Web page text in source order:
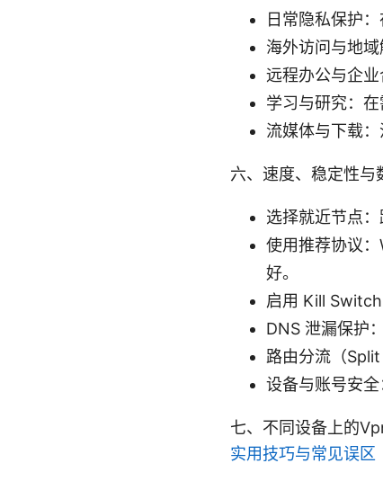
日常隐私保护
海外访问与地
远程办公与企
学习与研究：
流媒体与下载
六、速度、稳定性与
选择就近节点
使用推荐协议
好。
启用 Kill Switch
DNS 泄漏保护
路由分流（
设备与账号安
七、不同设备上的
实用技巧与常见误区